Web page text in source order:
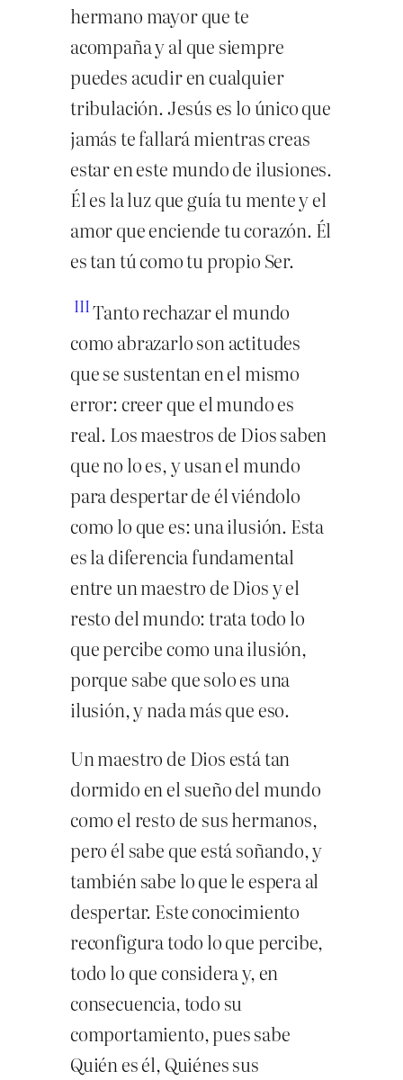
hermano mayor que te
acompaña y al que siempre
puedes acudir en cualquier
tribulación. Jesús es lo único que
jamás te fallará mientras creas
estar en este mundo de ilusiones.
Él es la luz que guía tu mente y el
amor que enciende tu corazón. Él
es tan tú como tu propio Ser.
IIITanto rechazar el mundo
como abrazarlo son actitudes
que se sustentan en el mismo
error: creer que el mundo es
real. Los maestros de Dios saben
que no lo es, y usan el mundo
para despertar de él viéndolo
como lo que es: una ilusión. Esta
es la diferencia fundamental
entre un maestro de Dios y el
resto del mundo: trata todo lo
que percibe como una ilusión,
porque sabe que solo es una
ilusión, y nada más que eso.
Un maestro de Dios está tan
dormido en el sueño del mundo
como el resto de sus hermanos,
pero él sabe que está soñando, y
también sabe lo que le espera al
despertar. Este conocimiento
reconfigura todo lo que percibe,
todo lo que considera y, en
consecuencia, todo su
comportamiento, pues sabe
Quién es él, Quiénes sus